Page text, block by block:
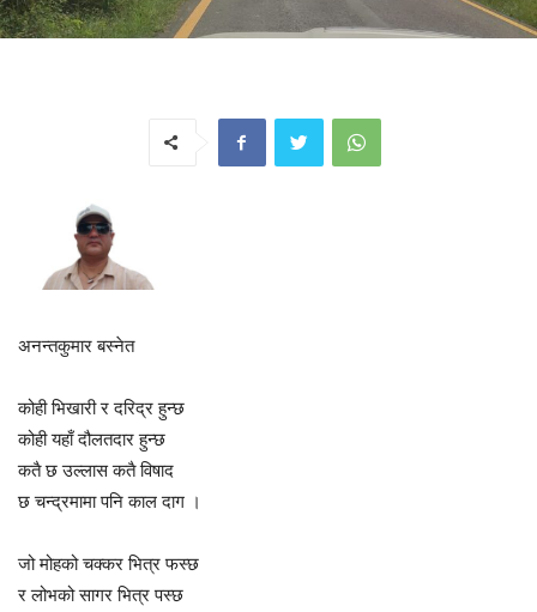
अनन्तकुमार बस्नेत
कोही भिखारी र दरिद्र हुन्छ
कोही यहाँ दौलतदार हुन्छ
कतै छ उल्लास कतै विषाद
छ चन्द्रमामा पनि काल दाग ।
जो मोहको चक्कर भित्र फस्छ
र लोभको सागर भित्र पस्छ